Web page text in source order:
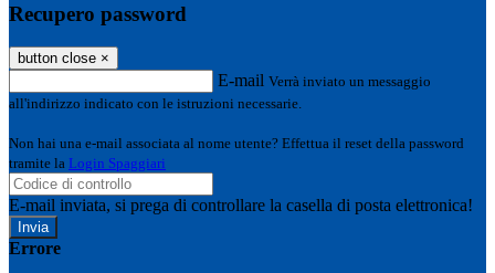
Recupero password
button close ×
E-mail Verrà inviato un messaggio
all'indirizzo indicato con le istruzioni necessarie.
Non hai una e-mail associata al nome utente? Effettua il reset della password
tramite la Login Spaggiari
E-mail inviata, si prega di controllare la casella di posta elettronica!
Errore